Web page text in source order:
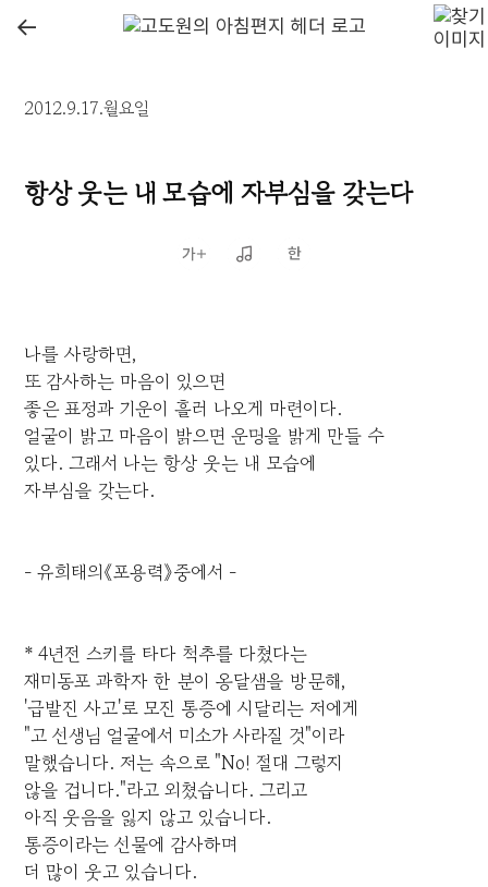
←
2012.9.17.월요일
항상 웃는 내 모습에 자부심을 갖는다
나를 사랑하면,
또 감사하는 마음이 있으면
좋은 표정과 기운이 흘러 나오게 마련이다.
얼굴이 밝고 마음이 밝으면 운명을 밝게 만들 수
있다. 그래서 나는 항상 웃는 내 모습에
자부심을 갖는다.
- 유희태의《포용력》중에서 -
* 4년전 스키를 타다 척추를 다쳤다는
재미동포 과학자 한 분이 옹달샘을 방문해,
'급발진 사고'로 모진 통증에 시달리는 저에게
"고 선생님 얼굴에서 미소가 사라질 것"이라
말했습니다. 저는 속으로 "No! 절대 그렇지
않을 겁니다."라고 외쳤습니다. 그리고
아직 웃음을 잃지 않고 있습니다.
통증이라는 선물에 감사하며
더 많이 웃고 있습니다.